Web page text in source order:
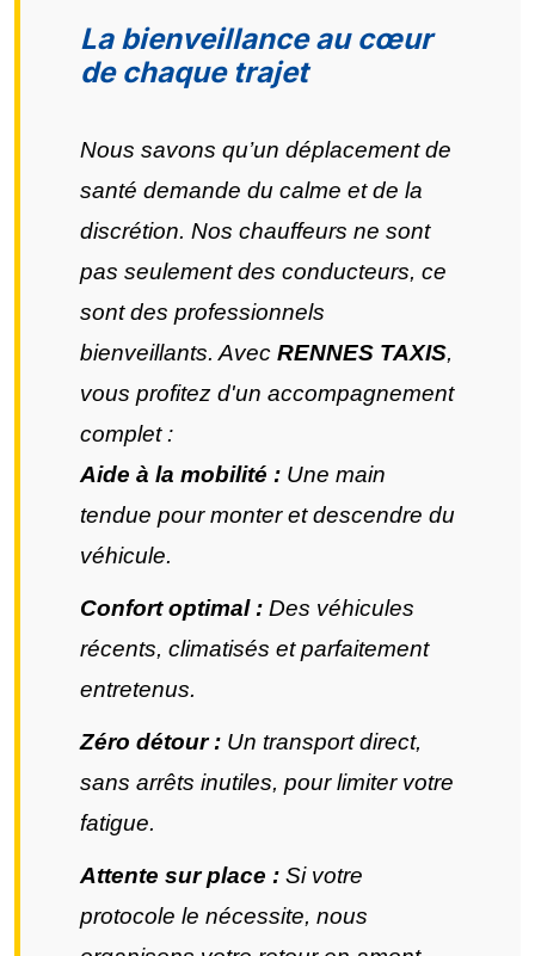
La bienveillance au cœur
de chaque trajet
Nous savons qu’un déplacement de
santé demande du calme et de la
discrétion. Nos chauffeurs ne sont
pas seulement des conducteurs, ce
sont des professionnels
bienveillants. Avec RENNES TAXIS,
vous profitez d'un accompagnement
complet :
Aide à la mobilité : Une main
tendue pour monter et descendre du
véhicule.
Confort optimal : Des véhicules
récents, climatisés et parfaitement
entretenus.
Zéro détour : Un transport direct,
sans arrêts inutiles, pour limiter votre
fatigue.
Attente sur place : Si votre
protocole le nécessite, nous